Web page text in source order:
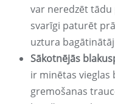
var neredzēt
svarīgi paturēt
uztura
Sākotnējās
ir minētas vieglas
gremošanas